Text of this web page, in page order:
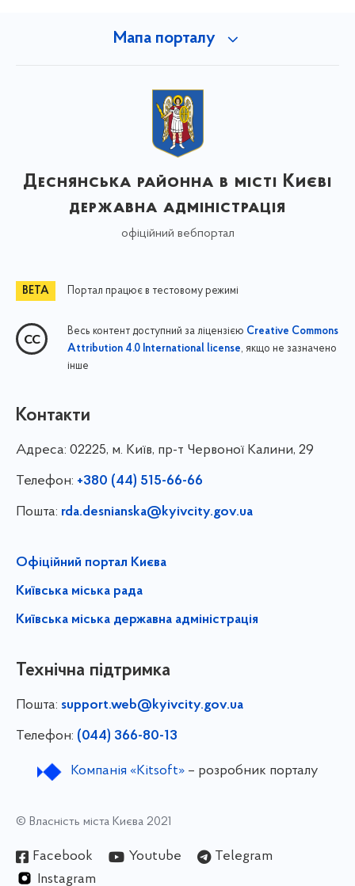
Мапа порталу
Деснянська районна в місті Києві
державна адміністрація
офіційний вебпортал
Портал працює в тестовому режимі
Весь контент доступний за ліцензією Creative Commons
Attribution 4.0 International license, якщо не зазначено
інше
Контакти
Адреса: 02225, м. Київ, пр-т Червоної Калини, 29
Телефон: +380 (44) 515-66-66
Пошта: rda.desnianska@kyivcity.gov.ua
Офіційний портал Києва
Київська міська рада
Київська міська державна адміністрація
Технічна підтримка
Пошта: support.web@kyivcity.gov.ua
Телефон: (044) 366-80-13
Компанія «Kitsoft»– розробник порталу
© Власність міста Києва 2021
Facebook Youtube
Telegram
Instagram